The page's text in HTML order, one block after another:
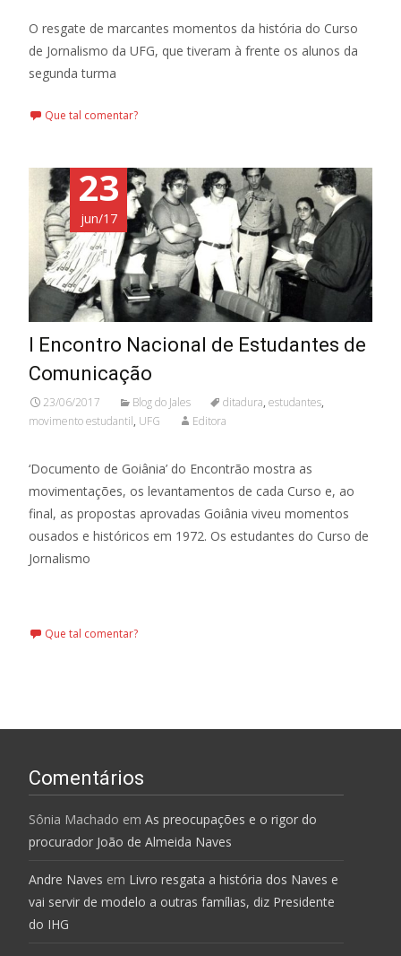
O resgate de marcantes momentos da história do Curso
de Jornalismo da UFG, que tiveram à frente os alunos da
segunda turma
Que tal comentar?
23
jun/17
I Encontro Nacional de Estudantes de
Comunicação
23/06/2017 Blog do Jales ditadura, estudantes,
movimento estudantil, UFG Editora
‘Documento de Goiânia’ do Encontrão mostra as
movimentações, os levantamentos de cada Curso e, ao
final, as propostas aprovadas Goiânia viveu momentos
ousados e históricos em 1972. Os estudantes do Curso de
Jornalismo
Que tal comentar?
Comentários
Sônia Machado em As preocupações e o rigor do
procurador João de Almeida Naves
Andre Naves em Livro resgata a história dos Naves e
vai servir de modelo a outras famílias, diz Presidente
do IHG